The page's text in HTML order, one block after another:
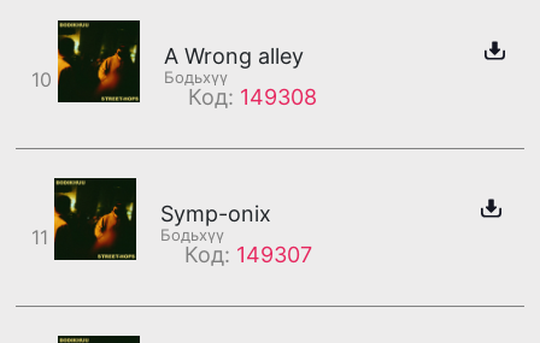
10
A Wrong alley
Бодьхүү
Код: 149308
11
Symp-onix
Бодьхүү
Код: 149307